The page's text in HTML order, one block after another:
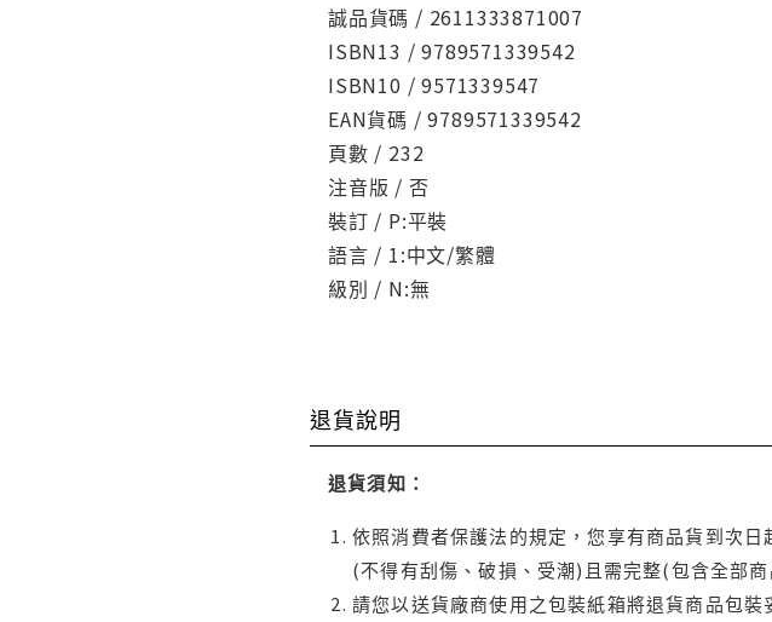
誠品貨碼 / 2611333871007
ISBN13 / 9789571339542
ISBN10 / 9571339547
EAN貨碼 / 9789571339542
頁數 / 232
注音版 / 否
裝訂 / P:平裝
語言 / 1:中文/繁體
級別 / N:無
退貨說明
退貨須知：
依照消費者保護法的規定，您享有商品貨到次
(不得有刮傷、破損、受潮)且需完整(包含全部
請您以送貨廠商使用之包裝紙箱將退貨商品包